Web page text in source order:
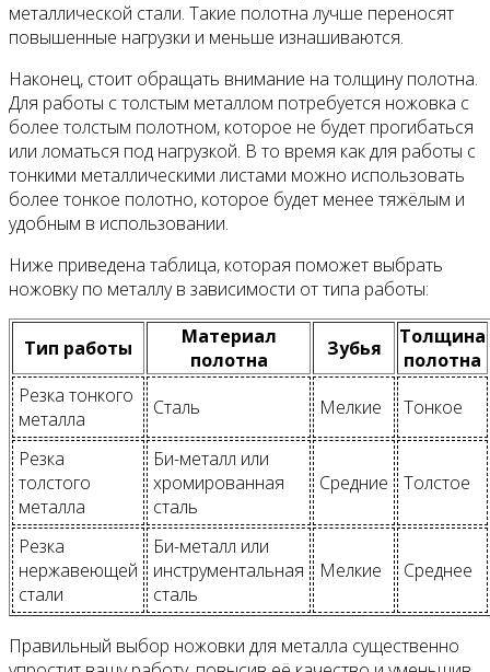
металлической стали. Такие полотна лучше переносят
повышенные нагрузки и меньше изнашиваются.
Наконец, стоит обращать внимание на толщину полотна.
Для работы с толстым металлом потребуется ножовка с
более толстым полотном, которое не будет прогибаться
или ломаться под нагрузкой. В то время как для работы с
тонкими металлическими листами можно использовать
более тонкое полотно, которое будет менее тяжёлым и
удобным в использовании.
Ниже приведена таблица, которая поможет выбрать
ножовку по металлу в зависимости от типа работы:
Тип работы
Материал
полотна
Зубья
Толщина
полотна
Резка тонкого
металла
Сталь Мелкие Тонкое
Резка
толстого
металла
Би-металл или
хромированная
сталь
Средние Толстое
Резка
нержавеющей
стали
Би-металл или
инструментальная
сталь
Мелкие Среднее
Правильный выбор ножовки для металла существенно